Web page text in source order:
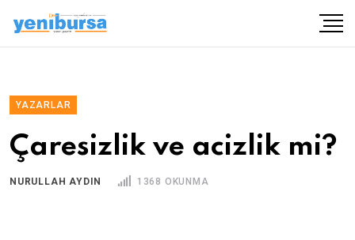
YAZARLAR
Çaresizlik ve acizlik mi?
NURULLAH AYDIN 1368 OKUNMA